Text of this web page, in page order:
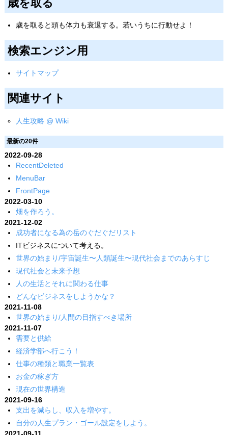
歳を取る
歳を取ると頭も体力も衰退する。若いうちに行動せよ！
検索エンジン用
サイトマップ
関連サイト
人生攻略 @ Wiki
最新の20件
2022-09-28
RecentDeleted
MenuBar
FrontPage
2022-03-10
畑を作ろう。
2021-12-02
成功者になる為の岳のぐだぐだリスト
ITビジネスについて考える。
世界の始まり/宇宙誕生〜人類誕生〜現代社会までのあらすじ
現代社会と未来予想
人の生活とそれに関わる仕事
どんなビジネスをしようかな？
2021-11-08
世界の始まり/人間の目指すべき場所
2021-11-07
需要と供給
経済学部へ行こう！
仕事の種類と職業一覧表
お金の稼ぎ方
現在の世界構造
2021-09-16
支出を減らし、収入を増やす。
自分の人生プラン・ゴール設定をしよう。